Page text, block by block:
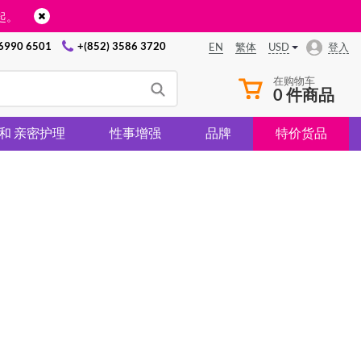
。
6501 +(852) 3586 3720 EN 繁体 USD 登入
在购物车
0 件商品
亲密护理 性事增强 品牌 特价货品